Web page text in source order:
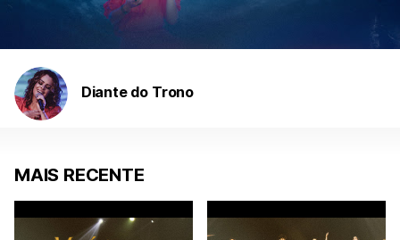
Diante do Trono
MAIS RECENTE